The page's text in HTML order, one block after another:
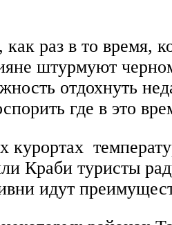
раз в то время,
штурмуют
отдохнуть
где в это
Краби туристы
идут